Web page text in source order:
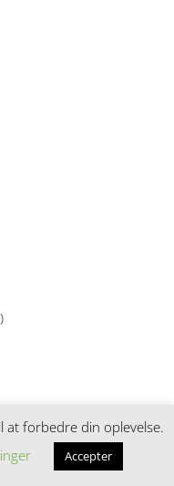
at forbedre din oplevelse.
Accepter